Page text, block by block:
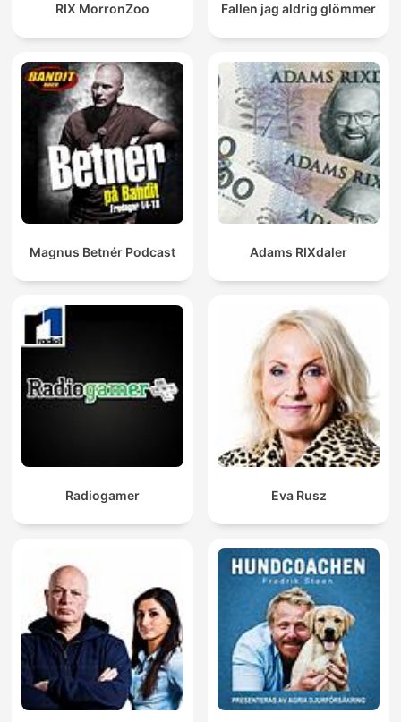
RIX MorronZoo Fallen jag aldrig glömmer
Magnus Betnér Podcast Adams RIXdaler
Radiogamer Eva Rusz